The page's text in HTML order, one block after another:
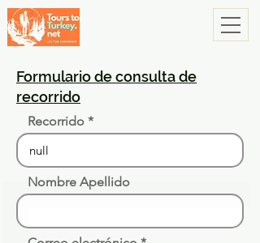
Formulario de consulta de
recorrido
Recorrido
Nombre Apellido